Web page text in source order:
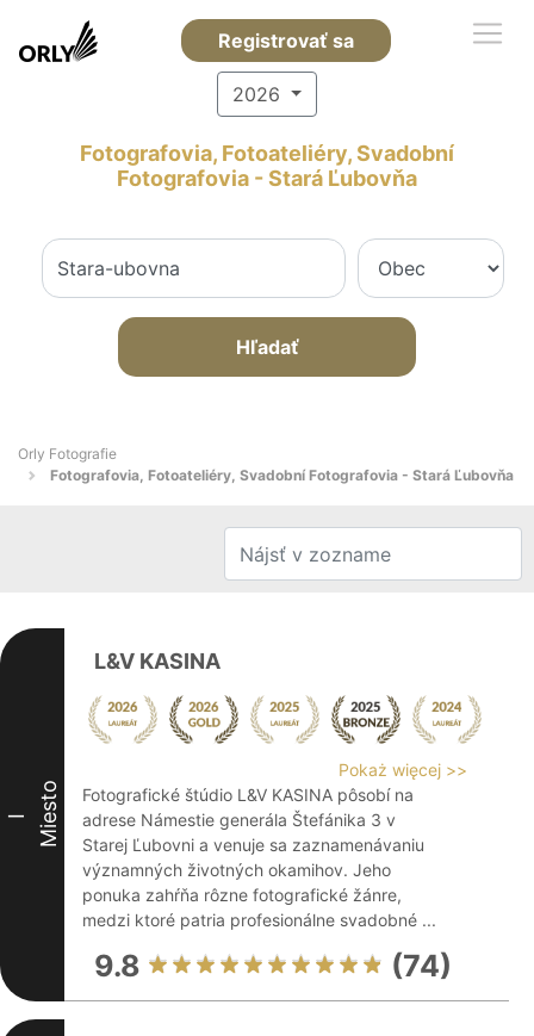
Registrovať sa
2026
Fotografovia, Fotoateliéry, Svadobní
Fotografovia - Stará Ľubovňa
Hľadať
Orly Fotografie
Fotografovia, Fotoateliéry, Svadobní Fotografovia - Stará Ľubovňa
I Miesto
L&V KASINA
Pokaż więcej >>
Fotografické štúdio L&V KASINA pôsobí na
adrese Námestie generála Štefánika 3 v
Starej Ľubovni a venuje sa zaznamenávaniu
významných životných okamihov. Jeho
ponuka zahŕňa rôzne fotografické žánre,
medzi ktoré patria profesionálne svadobné ...
9.8 (74)